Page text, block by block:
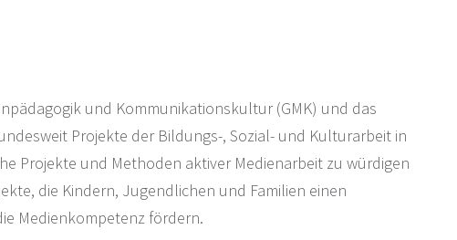
und Kommunikationskultur (GMK) und das
Projekte der Bildungs-, Sozial- und Kulturarbeit in
Projekte und Methoden aktiver Medienarbeit zu würdigen
die Kindern, Jugendlichen und Familien einen
Medienkompetenz fördern.